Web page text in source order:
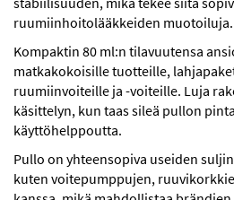
ruumiinhoitolääkkeiden muotoiluja.
Kompaktin 80 ml:n tilavuutensa
matkakokoisille tuotteille,
ruumiinvoiteille ja -voiteille. Luja
käsittelyn, kun taas sileä pullon
käyttöhelppoutta.
Pullo on yhteensopiva useiden
kuten voitepumppujen,